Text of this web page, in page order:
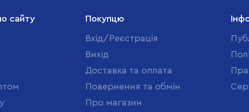
сайту Покупцю
Вхід/Реєстрація
Вихід
Доставка та оплата
Повернення та обмін
Про магазин